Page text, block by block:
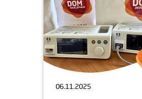
06.11.2025